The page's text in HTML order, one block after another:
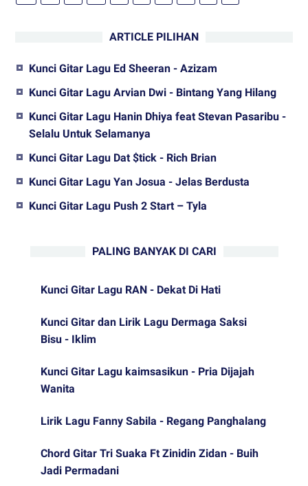
ARTICLE PILIHAN
Kunci Gitar Lagu Ed Sheeran - Azizam
Kunci Gitar Lagu Arvian Dwi - Bintang Yang Hilang
Kunci Gitar Lagu Hanin Dhiya feat Stevan Pasaribu -
Selalu Untuk Selamanya
Kunci Gitar Lagu Dat $tick - Rich Brian
Kunci Gitar Lagu Yan Josua - Jelas Berdusta
Kunci Gitar Lagu Push 2 Start – Tyla
PALING BANYAK DI CARI
Kunci Gitar Lagu RAN - Dekat Di Hati
Kunci Gitar dan Lirik Lagu Dermaga Saksi
Bisu - Iklim
Kunci Gitar Lagu kaimsasikun - Pria Dijajah
Wanita
Lirik Lagu Fanny Sabila - Regang Panghalang
Chord Gitar Tri Suaka Ft Zinidin Zidan - Buih
Jadi Permadani